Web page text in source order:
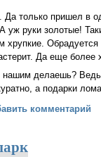
только пришел в
руки золотые!
Обрадуется
Да еще более
нашим делаешь?
а подарки
комментарий